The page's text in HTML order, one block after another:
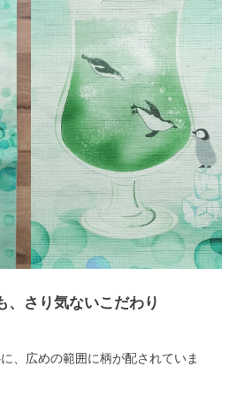
、さり気ないこだわり
、広めの範囲に柄が配されていま